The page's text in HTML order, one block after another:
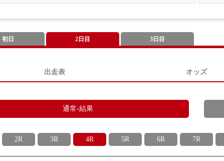
初日 2日目 3日目
出走表 オッズ
通常-結果
2R 3R 4R 5R 6R 7R